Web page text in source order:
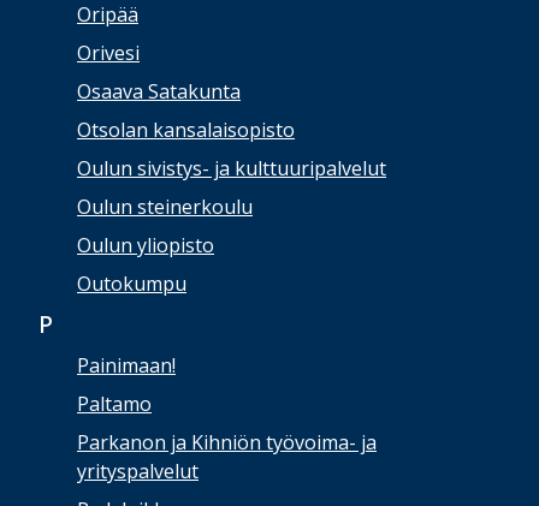
Oripää
Orivesi
Osaava Satakunta
Otsolan kansalaisopisto
Oulun sivistys- ja kulttuuripalvelut
Oulun steinerkoulu
Oulun yliopisto
Outokumpu
P
Painimaan!
Paltamo
Parkanon ja Kihniön työvoima- ja
yrityspalvelut